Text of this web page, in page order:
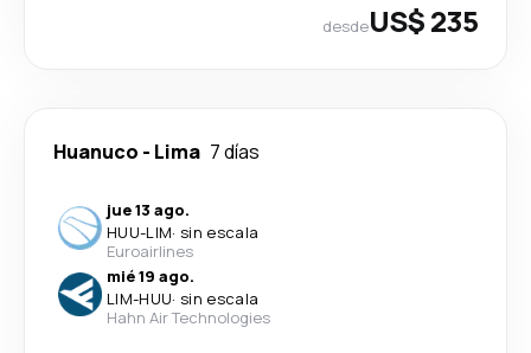
desdeUS$ 235
Huanuco - Lima 7 días
jue 13 ago.
HUU-LIM· sin escala
Euroairlines
mié 19 ago.
LIM-HUU· sin escala
Hahn Air Technologies